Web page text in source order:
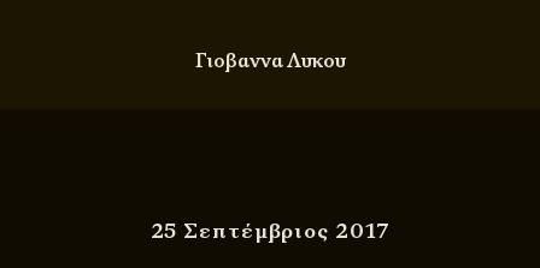
Γιοβαννα Λυκου
25 Σεπτέμβριος 2017